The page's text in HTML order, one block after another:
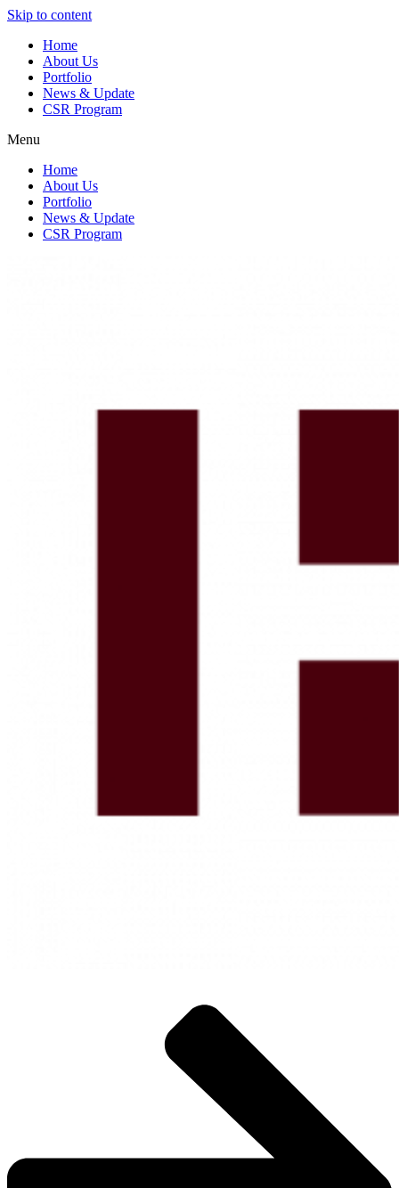
Skip to content
Home
About Us
Portfolio
News & Update
CSR Program
Menu
Home
About Us
Portfolio
News & Update
CSR Program